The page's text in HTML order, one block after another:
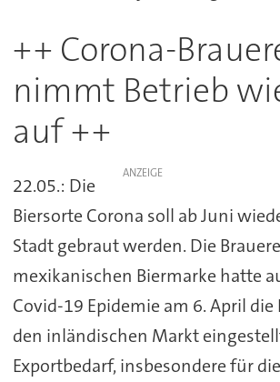
++ Corona-
nimmt Betrieb
auf ++
ANZEIGE
22.05.: Die
Biersorte Corona soll ab Juni
Stadt gebraut werden. Die
mexikanischen Biermarke hatte
Covid-19 Epidemie am 6. April
den inländischen Markt
Exportbedarf, insbesondere für